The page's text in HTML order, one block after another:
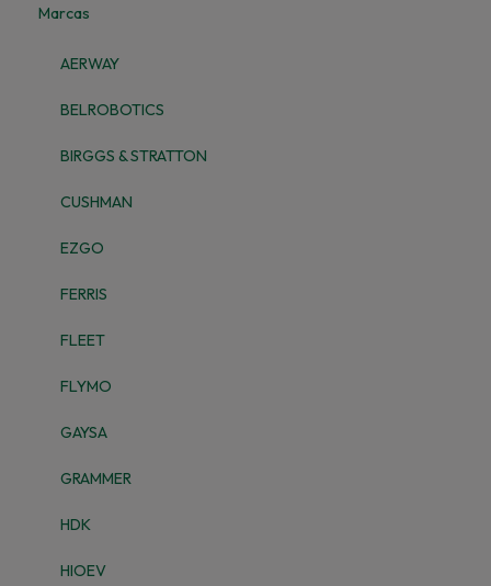
Marcas
AERWAY
BELROBOTICS
BIRGGS & STRATTON
CUSHMAN
EZGO
FERRIS
FLEET
FLYMO
GAYSA
GRAMMER
HDK
HIOEV